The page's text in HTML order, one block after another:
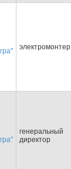
электромонтер
генеральный
директор